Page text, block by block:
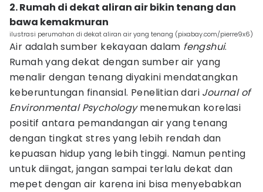
2. Rumah di dekat aliran air bikin tenang dan
bawa kemakmuran
ilustrasi perumahan di dekat aliran air yang tenang (pixabay.com/pierre9x6)
Air adalah sumber kekayaan dalam fengshui.
Rumah yang dekat dengan sumber air yang
menalir dengan tenang diyakini mendatangkan
keberuntungan finansial. Penelitian dari Journal of
Environmental Psychologymenemukan korelasi
positif antara pemandangan air yang tenang
dengan tingkat stres yang lebih rendah dan
kepuasan hidup yang lebih tinggi. Namun penting
untuk diingat, jangan sampai terlalu dekat dan
mepet dengan air karena ini bisa menyebabkan